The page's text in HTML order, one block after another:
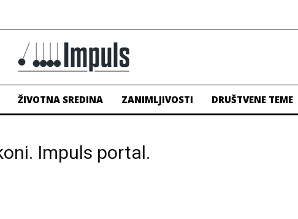
ŽIVOTNA SREDINA ZANIMLJIVOSTI DRUŠTVENE TEME
Impuls portal.